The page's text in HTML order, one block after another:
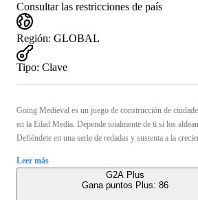
Consultar las restricciones de país
Región: GLOBAL
Tipo: Clave
Going Medieval es un juego de construcción de
en la Edad Media. Depende totalmente de ti si los
Defiéndete en una serie de redadas y sustenta a la
Leer más
G2A Plus
Gana puntos Plus: 86